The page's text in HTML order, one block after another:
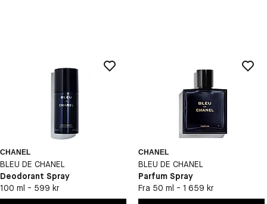
CHANEL
BLEU DE CHANEL
Deodorant Spray
100 ml - 599 kr
CHANEL
BLEU DE CHANEL
Parfum Spray
Fra 50 ml - 1 659 kr